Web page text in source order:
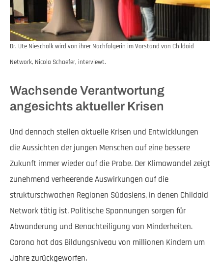
Dr. Ute Nieschalk wird von ihrer Nachfolgerin im Vorstand von Childaid
Network, Nicola Schaefer, interviewt.
Wachsende Verantwortung
angesichts aktueller Krisen
Und dennoch stellen aktuelle Krisen und Entwicklungen
die Aussichten der jungen Menschen auf eine bessere
Zukunft immer wieder auf die Probe. Der Klimawandel zeigt
zunehmend verheerende Auswirkungen auf die
strukturschwachen Regionen Südasiens, in denen Childaid
Network tätig ist. Politische Spannungen sorgen für
Abwanderung und Benachteiligung von Minderheiten.
Corona hat das Bildungsniveau von millionen Kindern um
Jahre zurückgeworfen.